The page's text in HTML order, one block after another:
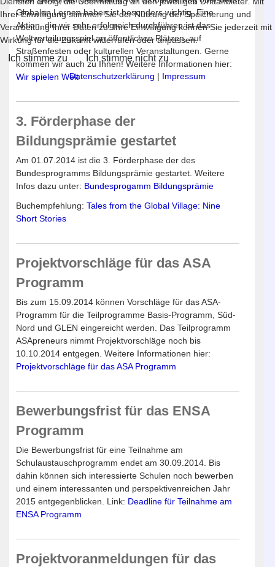
Globalen Lernen haben ist besonders wichtig. Eine
Aktion, die wir sehr erfolgreich durchführen ist das
Weltverteilungsspiel an öffentlichen Plätzen, auf
Straßenfesten oder kulturellen Veranstaltungen. Gerne
kommen wir auch zu Ihnen! Weitere Informationen hier:
Wir spielen Welt
3. Förderphase der
Bildungsprämie gestartet
Am 01.07.2014 ist die 3. Förderphase der des
Bundesprogramms Bildungsprämie gestartet. Weitere
Infos dazu unter: Bundesprogamm Bildungsprämie
Buchempfehlung: Tales from the Global Village: Nine
Short Stories
Projektvorschläge für das ASA
Programm
Bis zum 15.09.2014 können Vorschläge für das ASA-
Programm für die Teilprogramme Basis-Programm, Süd-
Nord und GLEN eingereicht werden. Das Teilprogramm
ASApreneurs nimmt Projektvorschläge noch bis
10.10.2014 entgegen. Weitere Informationen hier:
Projektvorschläge für das ASA Programm
Bewerbungsfrist für das ENSA
Programm
Die Bewerbungsfrist für eine Teilnahme am
Schulaustauschprogramm endet am 30.09.2014. Bis
dahin können sich interessierte Schulen noch bewerben
und einem interessanten und perspektivenreichen Jahr
2015 entgegenblicken. Link: Deadline für Teilnahme am
ENSA Programm
Projektvoranmeldungen für das
Ihrer Einwilligung stimmen Sie der Nutzung der Speicherung und
Verarbeitung Ihrer Daten zu. Ihre Einwilligung können Sie jederzeit mit
Wirkung für die Zukunft widerrufen oder anpassen.
Ich stimme zu Ich stimme nicht zu
Datenschutzerklärung | Impressum